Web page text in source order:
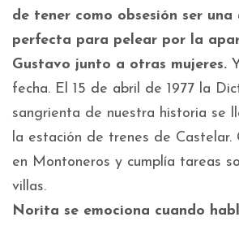
de tener como obsesión ser una
perfecta para pelear por la
Gustavo junto a otras mujeres.
fecha. El 15 de abril de 1977 la
sangrienta de nuestra historia se
la estación de trenes de Castelar.
en Montoneros y cumplía tareas
villas.
Norita se emociona cuando